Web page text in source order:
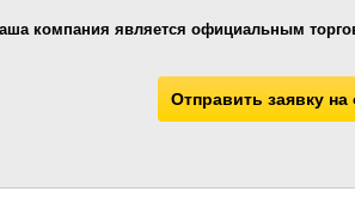
компания является официальным
Отправить заявку